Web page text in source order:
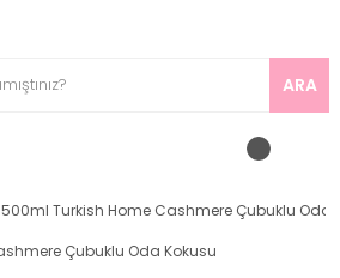
ARA
500ml Turkish Home Cashmere Çubuklu Oda